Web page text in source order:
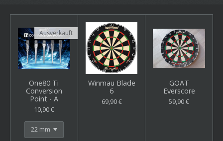
Ausverkauft
One80 Ti
Conversion
Point - A
10,90 €
Winmau Blade
6
69,90 €
GOAT
Everscore
59,90 €